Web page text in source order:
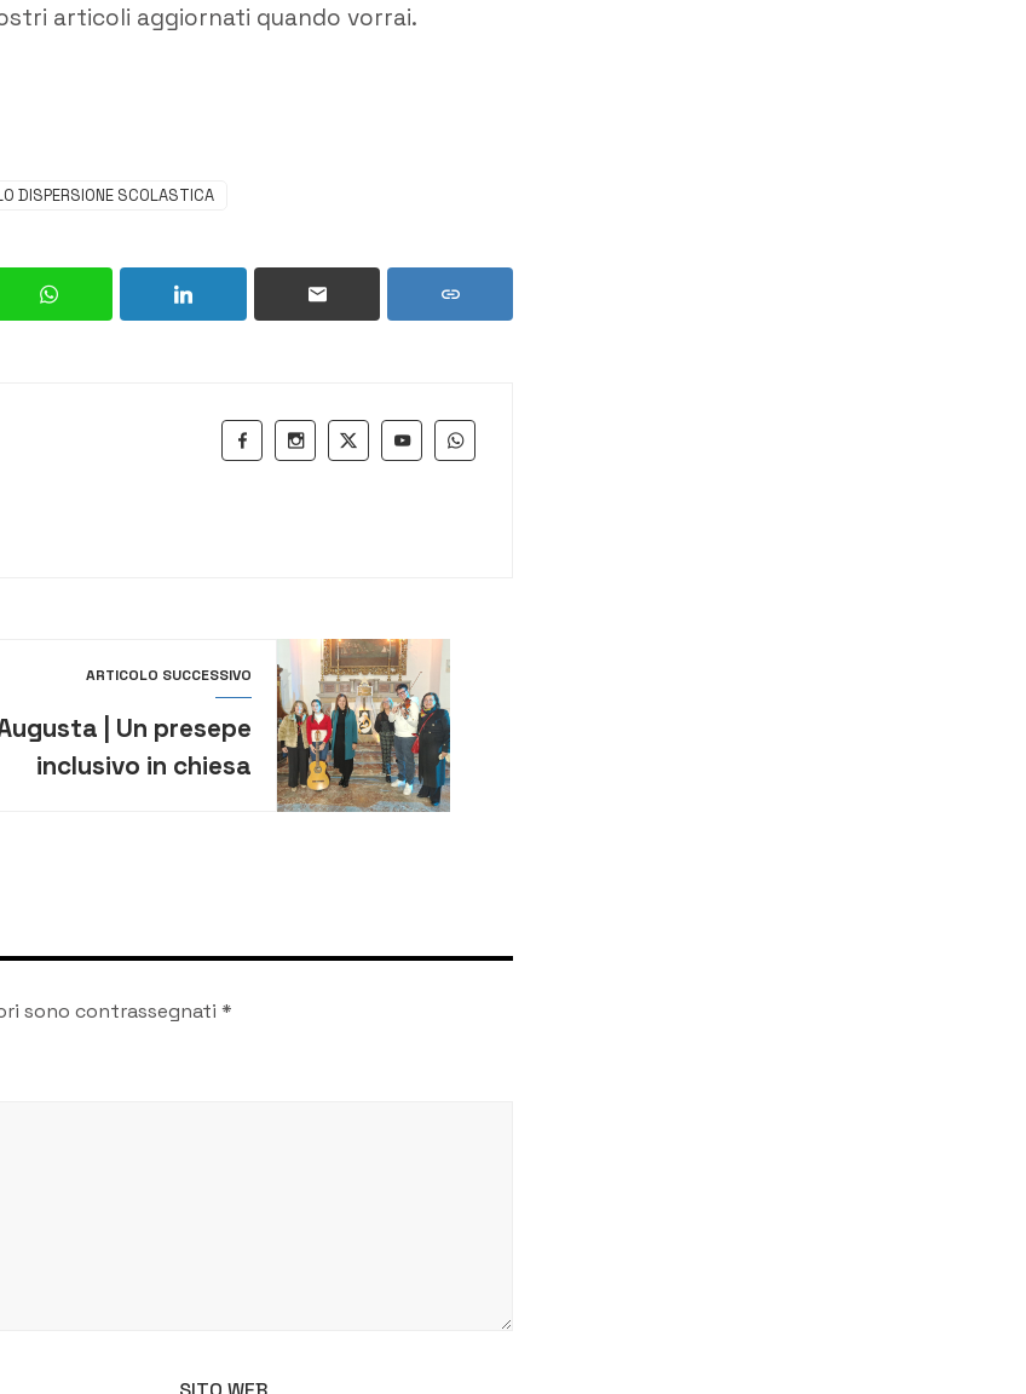
articoli aggiornati quando vorrai.
DISPERSIONE SCOLASTICA
ARTICOLO SUCCESSIVO
| Un presepe
inclusivo in chiesa
sono contrassegnati *